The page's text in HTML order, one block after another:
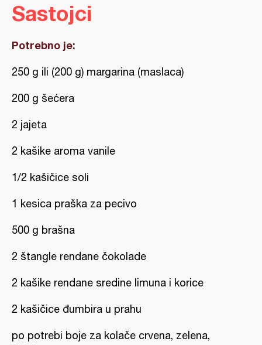
Sastojci
Potrebno je:
250 g ili (200 g) margarina (maslaca)
200 g šećera
2 jajeta
2 kašike aroma vanile
1/2 kašičice soli
1 kesica praška za pecivo
500 g brašna
2 štangle rendane čokolade
2 kašike rendane sredine limuna i korice
2 kašičice đumbira u prahu
po potrebi boje za kolače crvena, zelena,